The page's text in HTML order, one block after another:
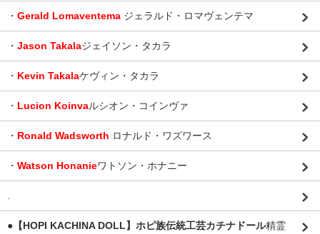
・ Gerald Lomaventema ジェラルド・ロマヴェンテマ
・ Jason Takalaジェイソン・タカラ
・ Kevin Takalaケヴィン・タカラ
・ Lucion Koinvaルシオン・コインヴァ
・ Ronald Wadsworth ロナルド・ワズワース
・ Watson Honanieワトソン・ホナニー
.
●【HOPI KACHINA DOLL】ホピ族伝統工芸カチナドール精霊